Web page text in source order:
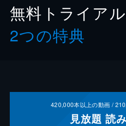
無料トライア
2つの特典
420,000本以上の動画 /210
見放題 読